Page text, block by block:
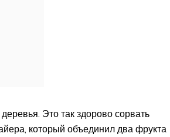
Это так здорово сорвать
который объединил два фрукта